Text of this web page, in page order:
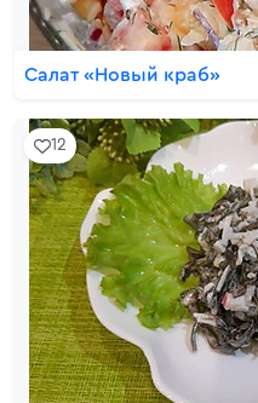
Салат «Новый краб»
12